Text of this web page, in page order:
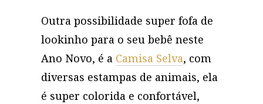
Outra possibilidade super fofa de
lookinho para o seu bebê neste
Ano Novo, é a Camisa Selva, com
diversas estampas de animais, ela
é super colorida e confortável,